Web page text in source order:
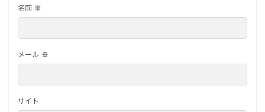
名前 ※
メール ※
サイト